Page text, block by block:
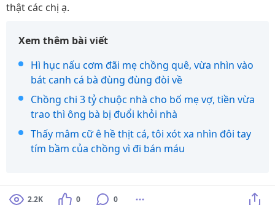
thật các chị ạ.
Xem thêm bài viết
Hì hục nấu cơm đãi mẹ chồng quê, vừa nhìn vào
bát canh cá bà đùng đùng đòi về
Chồng chi 3 tỷ chuộc nhà cho bố mẹ vợ, tiền vừa
trao thì ông bà bị đuổi khỏi nhà
Thấy mâm cữ ê hề thịt cá, tôi xót xa nhìn đôi tay
tím bầm của chồng vì đi bán máu
2.2K 0 0